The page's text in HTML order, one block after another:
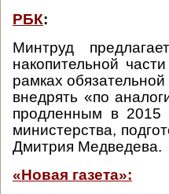
РБК:
Минтруд
накопительной
рамках
внедрять «по
продленным в 2015
министерства,
Дмитрия Медведева.
«Новая газета»: